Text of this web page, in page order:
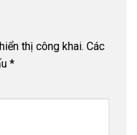
thị công khai. Các
*